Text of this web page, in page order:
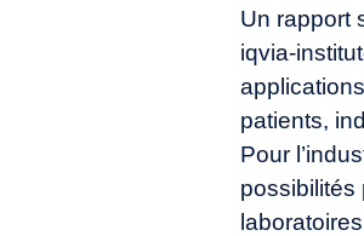
Un rapport
iqvia-
patients,
Pour
possibilités